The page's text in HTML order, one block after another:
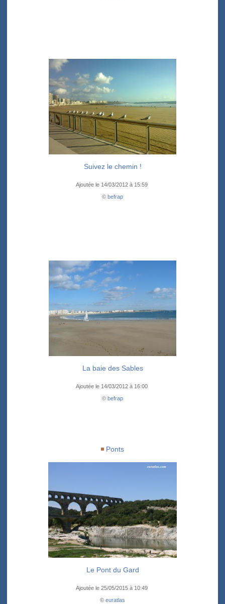
Suivez le chemin !
Ajoutée le 14/03/2012 à 15:59
© befrap
La baie des Sables
Ajoutée le 14/03/2012 à 16:00
© befrap
Ponts
Le Pont du Gard
Ajoutée le 25/05/2015 à 10:49
© euratlas